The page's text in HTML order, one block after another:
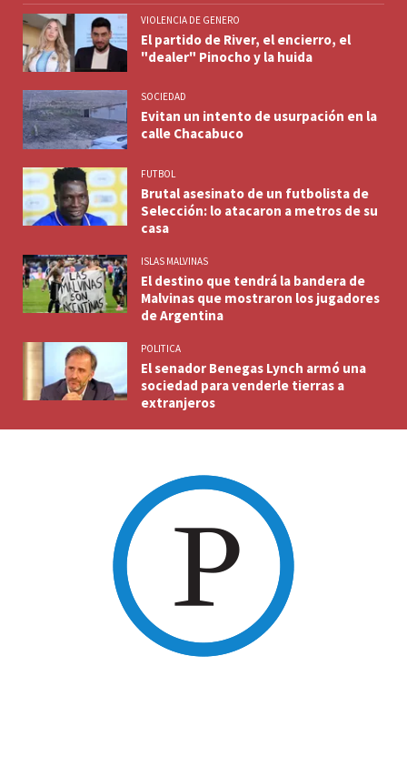
VIOLENCIA DE GENERO
El partido de River, el encierro, el
"dealer" Pinocho y la huida
SOCIEDAD
Evitan un intento de usurpación en la
calle Chacabuco
FUTBOL
Brutal asesinato de un futbolista de
Selección: lo atacaron a metros de su
casa
ISLAS MALVINAS
El destino que tendrá la bandera de
Malvinas que mostraron los jugadores
de Argentina
POLITICA
El senador Benegas Lynch armó una
sociedad para venderle tierras a
extranjeros